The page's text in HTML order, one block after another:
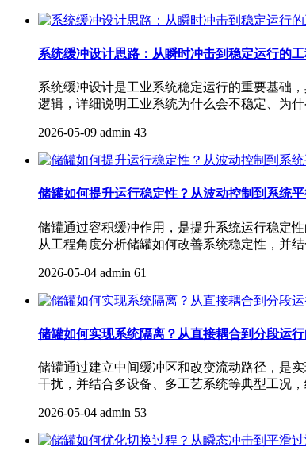
系统缓冲设计思路：从瞬时冲击到稳定运行的
系统缓冲设计是工业系统稳定运行的重要基础
逻辑，详细说明工业系统为什么会不稳定、为
2026-05-09 admin 43
储罐如何提升运行稳定性？从波动控制到系统
储罐通过容积缓冲作用，是提升系统运行稳定
从工程角度分析储罐如何改善系统稳定性，并
2026-05-04 admin 61
储罐如何实现系统隔离？从直接耦合到分段运
储罐通过建立中间缓冲区和改变流动路径，是
干扰，并结合多设备、多工艺系统等典型工况
2026-05-04 admin 53